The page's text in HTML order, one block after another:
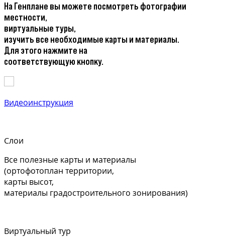
На Генплане вы можете посмотреть фотографии
местности,
виртуальные туры,
изучить все необходимые карты и материалы.
Для этого нажмите на
соответствующую кнопку.
Видеоинструкция
Слои
Все полезные карты и материалы
(ортофотоплан территории,
карты высот,
материалы градостроительного зонирования)
Виртуальный тур